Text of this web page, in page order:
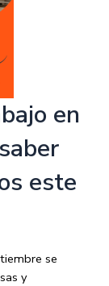
en
este
se
y